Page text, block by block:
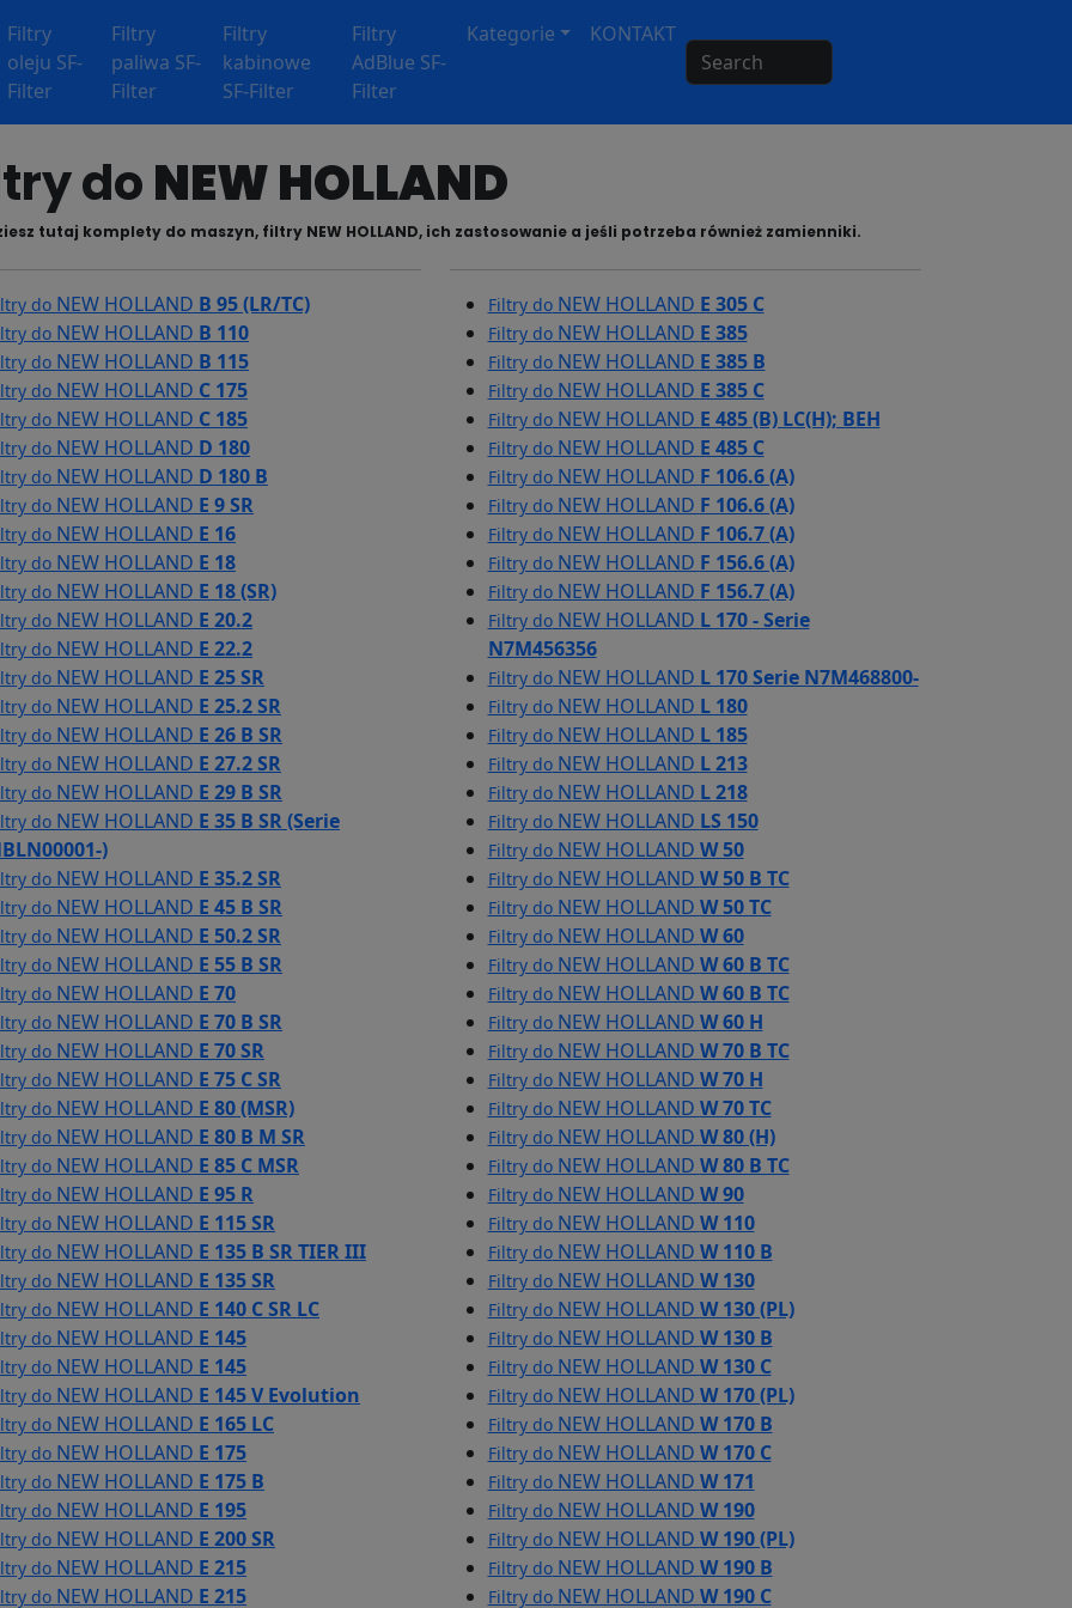
Filtry
oleju SF-
Filter
Filtry
paliwa SF-
Filter
Filtry
kabinowe
SF-Filter
Filtry
AdBlue SF-
Filter
Kategorie
KONTAKT
doNEW HOLLAND
tutaj komplety do maszyn, filtry NEW HOLLAND, ich zastosowanie a jeśli potrzeba również zamienniki.
do NEW HOLLAND B 95 (LR/TC)
do NEW HOLLAND B 110
do NEW HOLLAND B 115
do NEW HOLLAND C 175
do NEW HOLLAND C 185
do NEW HOLLAND D 180
do NEW HOLLAND D 180 B
do NEW HOLLAND E 9 SR
do NEW HOLLAND E 16
do NEW HOLLAND E 18
do NEW HOLLAND E 18 (SR)
do NEW HOLLAND E 20.2
do NEW HOLLAND E 22.2
do NEW HOLLAND E 25 SR
do NEW HOLLAND E 25.2 SR
do NEW HOLLAND E 26 B SR
do NEW HOLLAND E 27.2 SR
do NEW HOLLAND E 29 B SR
do NEW HOLLAND E 35 B SR (Serie
)
do NEW HOLLAND E 35.2 SR
do NEW HOLLAND E 45 B SR
do NEW HOLLAND E 50.2 SR
do NEW HOLLAND E 55 B SR
do NEW HOLLAND E 70
do NEW HOLLAND E 70 B SR
do NEW HOLLAND E 70 SR
do NEW HOLLAND E 75 C SR
do NEW HOLLAND E 80 (MSR)
do NEW HOLLAND E 80 B M SR
do NEW HOLLAND E 85 C MSR
do NEW HOLLAND E 95 R
do NEW HOLLAND E 115 SR
do NEW HOLLAND E 135 B SR TIER III
do NEW HOLLAND E 135 SR
do NEW HOLLAND E 140 C SR LC
do NEW HOLLAND E 145
do NEW HOLLAND E 145
do NEW HOLLAND E 145 V Evolution
do NEW HOLLAND E 165 LC
do NEW HOLLAND E 175
do NEW HOLLAND E 175 B
do NEW HOLLAND E 195
do NEW HOLLAND E 200 SR
do NEW HOLLAND E 215
do NEW HOLLAND E 215
Filtry doNEW HOLLAND E 305 C
Filtry doNEW HOLLAND E 385
Filtry doNEW HOLLAND E 385 B
Filtry doNEW HOLLAND E 385 C
Filtry doNEW HOLLAND E 485 (B) LC(H); BEH
Filtry doNEW HOLLAND E 485 C
Filtry doNEW HOLLAND F 106.6 (A)
Filtry doNEW HOLLAND F 106.6 (A)
Filtry doNEW HOLLAND F 106.7 (A)
Filtry doNEW HOLLAND F 156.6 (A)
Filtry doNEW HOLLAND F 156.7 (A)
Filtry doNEW HOLLAND L 170 - Serie
N7M456356
Filtry doNEW HOLLAND L 170 Serie N7M468800-
Filtry doNEW HOLLAND L 180
Filtry doNEW HOLLAND L 185
Filtry doNEW HOLLAND L 213
Filtry doNEW HOLLAND L 218
Filtry doNEW HOLLAND LS 150
Filtry doNEW HOLLAND W 50
Filtry doNEW HOLLAND W 50 B TC
Filtry doNEW HOLLAND W 50 TC
Filtry doNEW HOLLAND W 60
Filtry doNEW HOLLAND W 60 B TC
Filtry doNEW HOLLAND W 60 B TC
Filtry doNEW HOLLAND W 60 H
Filtry doNEW HOLLAND W 70 B TC
Filtry doNEW HOLLAND W 70 H
Filtry doNEW HOLLAND W 70 TC
Filtry doNEW HOLLAND W 80 (H)
Filtry doNEW HOLLAND W 80 B TC
Filtry doNEW HOLLAND W 90
Filtry doNEW HOLLAND W 110
Filtry doNEW HOLLAND W 110 B
Filtry doNEW HOLLAND W 130
Filtry doNEW HOLLAND W 130 (PL)
Filtry doNEW HOLLAND W 130 B
Filtry doNEW HOLLAND W 130 C
Filtry doNEW HOLLAND W 170 (PL)
Filtry doNEW HOLLAND W 170 B
Filtry doNEW HOLLAND W 170 C
Filtry doNEW HOLLAND W 171
Filtry doNEW HOLLAND W 190
Filtry doNEW HOLLAND W 190 (PL)
Filtry doNEW HOLLAND W 190 B
Filtry doNEW HOLLAND W 190 C